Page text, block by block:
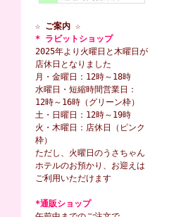
☆ ご案内 ☆
* ラビットショップ
2025年より火曜日と木曜日が
店休日となりました
月・金曜日：12時～18時
水曜日・短縮時間営業日：
12時～16時（グリーン枠）
土・日曜日：12時～19時
火・木曜日：店休日（ピンク
枠）
ただし、火曜日のうさちゃん
ホテルのお預かり、お迎えは
ご利用いただけます
*通販ショップ